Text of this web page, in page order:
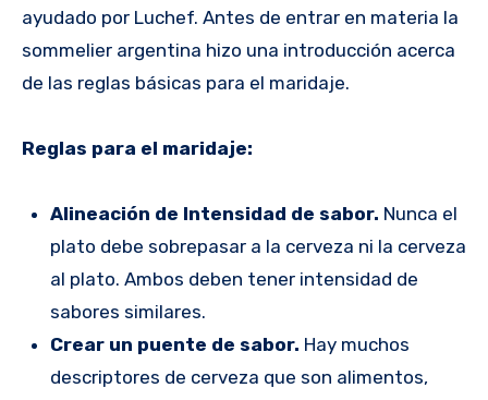
ayudado por Luchef. Antes de entrar en materia la
sommelier argentina hizo una introducción acerca
de las reglas básicas para el maridaje.
Reglas para el maridaje:
Alineación de Intensidad de sabor. Nunca el
plato debe sobrepasar a la cerveza ni la cerveza
al plato. Ambos deben tener intensidad de
sabores similares.
Crear un puente de sabor. Hay muchos
descriptores de cerveza que son alimentos,